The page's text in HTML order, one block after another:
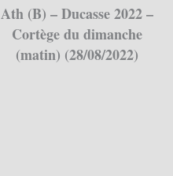
Ath (B) – Ducasse 2022 –
Cortège du dimanche
(matin) (28/08/2022)